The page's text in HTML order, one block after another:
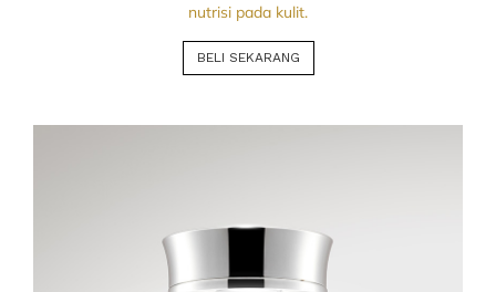
nutrisi pada kulit.
BELI SEKARANG